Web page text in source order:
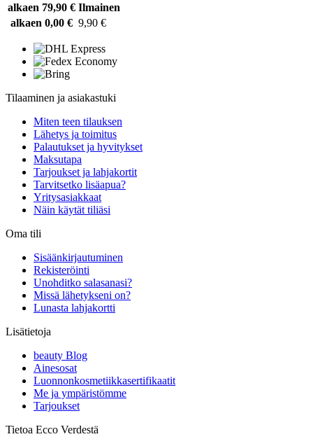
alkaen 79,90 € Ilmainen
alkaen 0,00 € 9,90 €
Tilaaminen ja asiakastuki
Miten teen tilauksen
Lähetys ja toimitus
Palautukset ja hyvitykset
Maksutapa
Tarjoukset ja lahjakortit
Tarvitsetko lisäapua?
Yritysasiakkaat
Näin käytät tiliäsi
Oma tili
Sisäänkirjautuminen
Rekisteröinti
Unohditko salasanasi?
Missä lähetykseni on?
Lunasta lahjakortti
Lisätietoja
beauty Blog
Ainesosat
Luonnonkosmetiikkasertifikaatit
Me ja ympäristömme
Tarjoukset
Tietoa Ecco Verdestä